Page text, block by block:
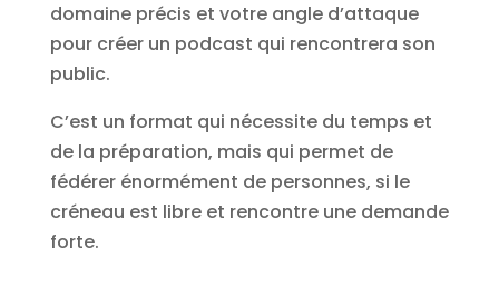
domaine précis et votre angle d’attaque
pour créer un podcast qui rencontrera son
public.
C’est un format qui nécessite du temps et
de la préparation, mais qui permet de
fédérer énormément de personnes, si le
créneau est libre et rencontre une demande
forte.